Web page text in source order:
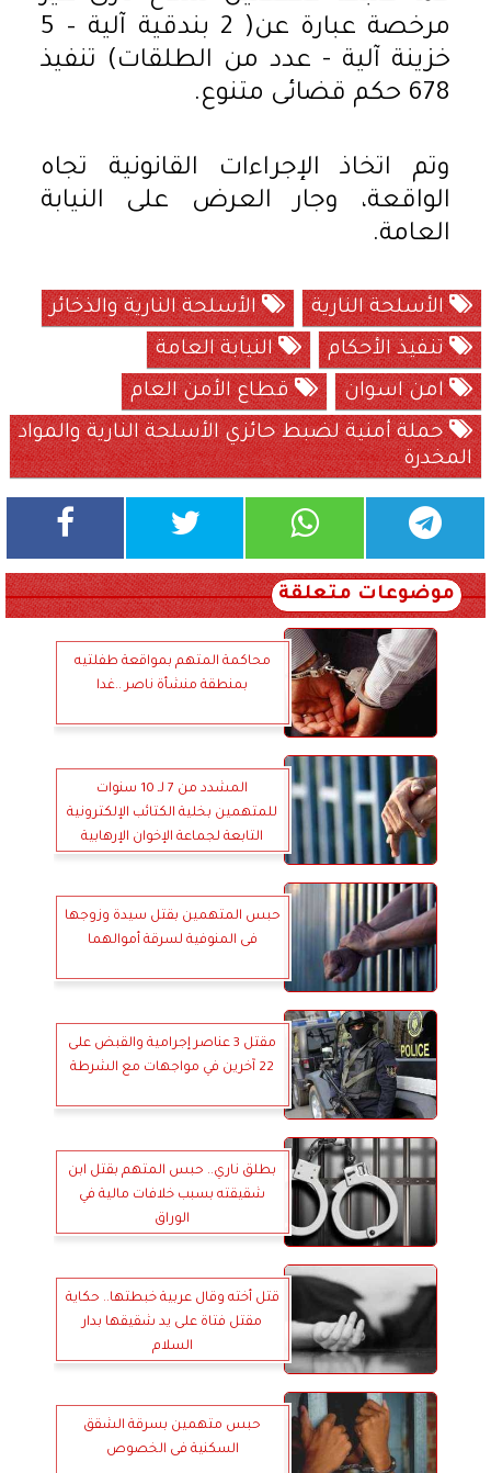
مرخصة عبارة عن( 2 بندقية آلية – 5
خزينة آلية - عدد من الطلقات) تنفيذ
678 حكم قضائى متنوع.
وتم اتخاذ الإجراءات القانونية تجاه
الواقعة، وجار العرض على النيابة
العامة.
الأسلحة النارية
الأسلحة النارية والذخائر
تنفيذ الأحكام
النيابة العامة
امن اسوان
قطاع الأمن العام
حملة أمنية لضبط حائزي الأسلحة النارية والمواد
المخدرة
موضوعات متعلقة
محاكمة المتهم بمواقعة طفلتيه
بمنطقة منشأة ناصر ..غدا
المشدد من 7 لـ 10 سنوات
للمتهمين بخلية الكتائب الإلكترونية
التابعة لجماعة الإخوان الإرهابية
حبس المتهمين بقتل سيدة وزوجها
فى المنوفية لسرقة أموالهما
مقتل 3 عناصر إجرامية والقبض على
22 آخرين في مواجهات مع الشرطة
بطلق ناري.. حبس المتهم بقتل ابن
شقيقته بسبب خلافات مالية في
الوراق
قتل أخته وقال عربية خبطتها.. حكاية
مقتل فتاة على يد شقيقها بدار
السلام
حبس متهمين بسرقة الشقق
السكنية فى الخصوص